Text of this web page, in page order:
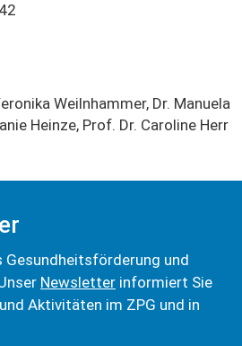
Weilnhammer, Dr. Manuela
Heinze, Prof. Dr. Caroline Herr
Gesundheits­förderung und
Newsletter informiert Sie
Aktivitäten im ZPG und in